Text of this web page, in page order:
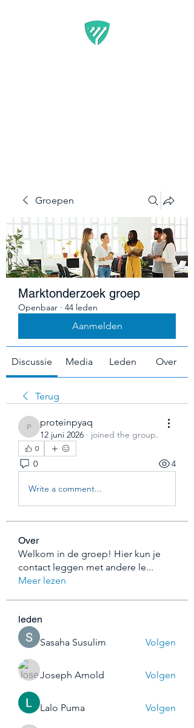
Groepen
Marktonderzoek groep
Openbaar · 44 leden
Aanmelden
Discussie Media Leden Over
Terug
proteinpyaq
proteinpyaq
12 juni 2026 · joined the group.
0
0 4
Write a comment...
Over
Welkom in de groep! Hier kun je
contact leggen met andere le...
Meer lezen
leden
Sasaha Susulim
Volgen
Joseph Arnold Volgen
Lalo Puma Volgen